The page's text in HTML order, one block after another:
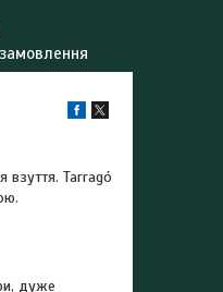
взуття. Tarragó
дуже